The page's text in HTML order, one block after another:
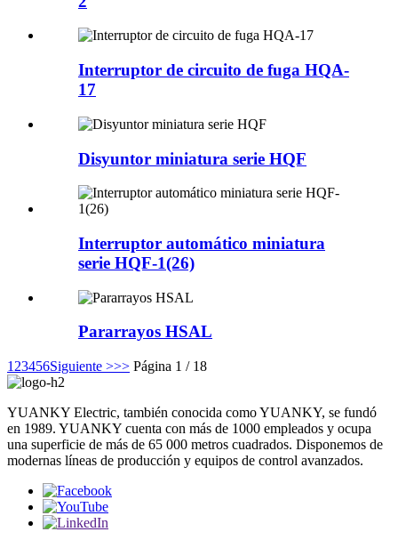
Interruptor de circuito de fuga HQA-
17
Disyuntor miniatura serie HQF
Interruptor automático miniatura
serie HQF-1(26)
Pararrayos HSAL
1 23456Siguiente >>> Página 1 / 18
YUANKY Electric, también conocida como YUANKY, se fundó
en 1989. YUANKY cuenta con más de 1000 empleados y ocupa
una superficie de más de 65 000 metros cuadrados. Disponemos de
modernas líneas de producción y equipos de control avanzados.